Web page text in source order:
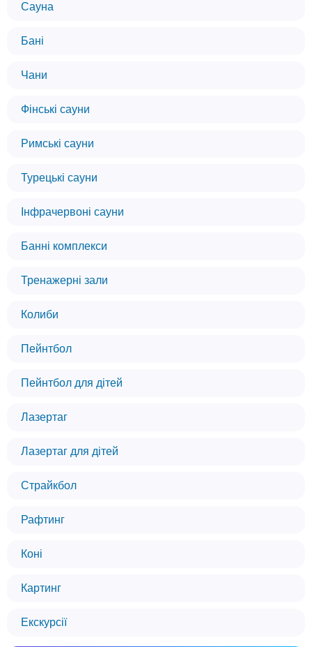
Сауна
Бані
Чани
Фінські сауни
Римські сауни
Турецькі сауни
Інфрачервоні сауни
Банні комплекси
Тренажерні зали
Колиби
Пейнтбол
Пейнтбол для дітей
Лазертаг
Лазертаг для дітей
Страйкбол
Рафтинг
Коні
Картинг
Екскурсії